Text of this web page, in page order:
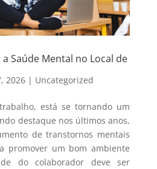
Saúde Mental no Local de
2026| Uncategorized
está se tornando um
destaque nos últimos anos,
de transtornos mentais
promover um bom ambiente
do colaborador deve ser